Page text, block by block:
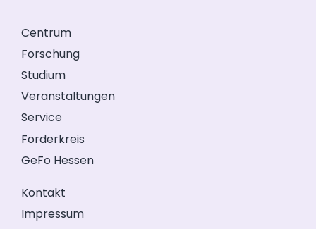
Centrum
Forschung
Studium
Veranstaltungen
Service
Förderkreis
GeFo Hessen
Kontakt
Impressum